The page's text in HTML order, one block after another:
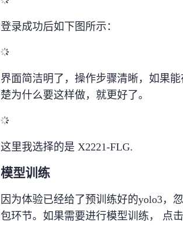
登录成功后如下图所示：
界面简洁明了，操作步骤清晰，如果
楚为什么要这样做，就更好了。
这里我选择的是 X2221-FLG.
模型训练
因为体验已经给了预训练好的yolo3，
包环节。如果需要进行模型训练， 点